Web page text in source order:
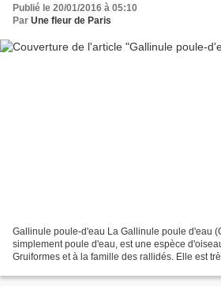
Publié le 20/01/2016 à 05:10
Par Une fleur de Paris
Gallinule poule-d'eau La Gallinule poule d'eau
simplement poule d'eau, est une espèce
Gruiformes et à la famille des rallidés. Elle est